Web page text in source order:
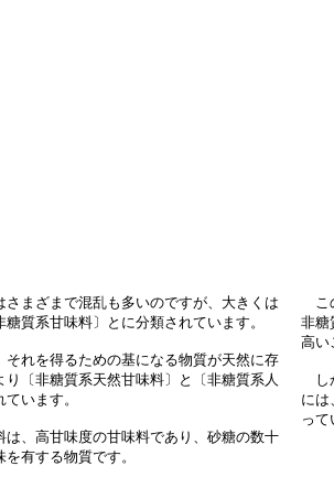
まざまで混乱も多いのですが、大きくは
糖質系甘味料〕とに分類されています。
れを得るための基になる物質が天然に存
〔非糖質系天然甘味料〕と〔非糖質系人
います。
、高甘味度の甘味料であり、砂糖の数十
有する物質です。
こ
非糖
高い
し
には
っ